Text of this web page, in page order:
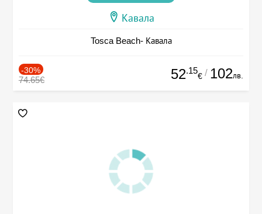
Кавала
Tosca Beach- Кавала
-30%
74.65€ 52.15
€ / 102лв.